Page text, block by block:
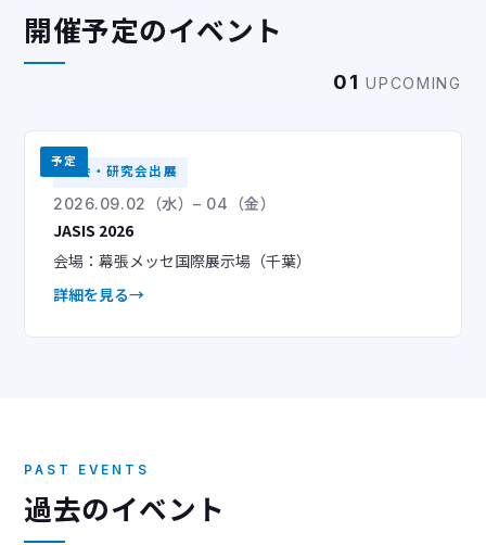
開催予定のイベント
01 UPCOMING
予定
学会・研究会出展
2026.09.02（水）– 04（金）
JASIS 2026
会場：幕張メッセ国際展示場（千葉）
詳細を見る
PAST EVENTS
過去のイベント